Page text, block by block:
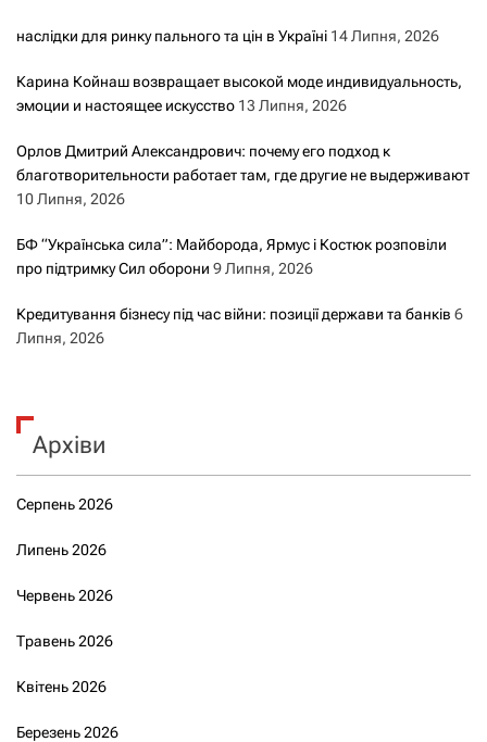
наслідки для ринку пального та цін в Україні 14 Липня, 2026
Карина Койнаш возвращает высокой моде индивидуальность,
эмоции и настоящее искусство 13 Липня, 2026
Орлов Дмитрий Александрович: почему его подход к
благотворительности работает там, где другие не выдерживают
10 Липня, 2026
БФ “Українська сила”: Майборода, Ярмус і Костюк розповіли
про підтримку Сил оборони 9 Липня, 2026
Кредитування бізнесу під час війни: позиції держави та банків 6
Липня, 2026
Архіви
Серпень 2026
Липень 2026
Червень 2026
Травень 2026
Квітень 2026
Березень 2026